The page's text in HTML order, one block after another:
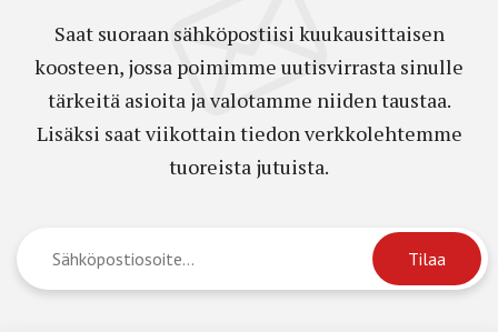
Saat suoraan sähköpostiisi kuukausittaisen
koosteen, jossa poimimme uutisvirrasta sinulle
tärkeitä asioita ja valotamme niiden taustaa.
Lisäksi saat viikottain tiedon verkkolehtemme
tuoreista jutuista.